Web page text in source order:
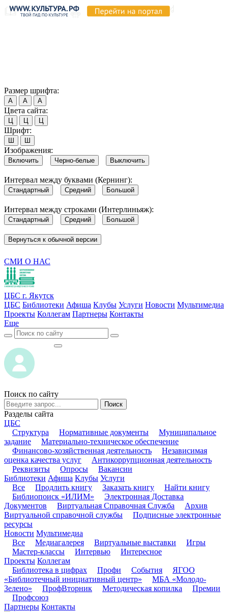
Размер шрифта:
А А А
Цвета сайта:
Ц Ц Ц
Шрифт:
Ш Ш
Изображения:
Включить Черно-белые Выключить
Интервал между буквами (Кернинг):
Стандартный Средний Большой
Интервал между строками (Интерлиньяж):
Стандартный Средний Большой
Вернуться к обычной версии
СМИ О НАС
ЦБС г. Якутск
ЦБС Библиотеки Афиша Клубы Услуги Новости Мультимедиа
Проекты Коллегам Партнеры Контакты
Еще
Поиск по сайту
Поиск
Разделы сайта
ЦБС
Структура
Нормативные документы
Муниципальное
задание
Материально-техническое обеспечение
Финансово-хозяйственная деятельность
Независимая
оценка качества услуг
Антикоррупционная деятельность
Реквизиты
Опросы
Вакансии
Библиотеки Афиша Клубы Услуги
Все
Продлить книгу Заказать книгу
Найти книгу
Библиопоиск «ИЛИМ»
Электронная Доставка
Документов
Виртуальная Справочная Служба
Архив
Виртуальной справочной службы
Подписные электронные
ресурсы
Новости Мультимедиа
Все
Медиагалерея Виртуальные выставки
Игры
Мастер-классы
Интервью
Интересное
Проекты Коллегам
Библиотека в цифрах
Профи События
ЯГОО
«Библиотечный инициативный центр»
МБА «Молодо-
Зелено»
ПрофВторник Методическая копилка
Премии
Профсоюз
Партнеры Контакты